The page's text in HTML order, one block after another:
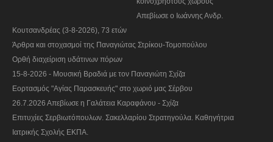
Απεβίωσε ο Ιωάννης Ανδρ.
Κουτσανδρέας (3-8-2026), 73 ετών
Άρθρα και στοχασμοί της Παναγιώτας Στρίκου-Τομοπούλου
Ορθή διαχείριση υδάτινων πόρων
15-8-2026 - Μουσική Βραδιά με τον Παναγιώτη Σχίζα
Εορτασμός "Αγίας Παρασκευής" στο χωριό μας Σέρβου
26.7.2026 Απεβίωσε η Γαλάτεια Καραφάνου - Σχίζα
Επιτυχίες Σερβιωτόπουλων. Σακελλαρίου Στρατηγούλα. Καθηγήτρια
Ιατρικής Σχολής ΕΚΠΑ.